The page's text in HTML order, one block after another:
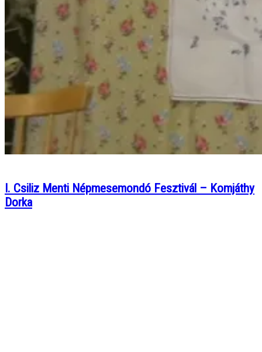
I. Csiliz Menti Népmesemondó Fesztivál – Komjáthy
Dorka